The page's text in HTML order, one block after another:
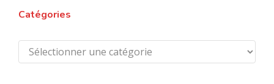
Catégories